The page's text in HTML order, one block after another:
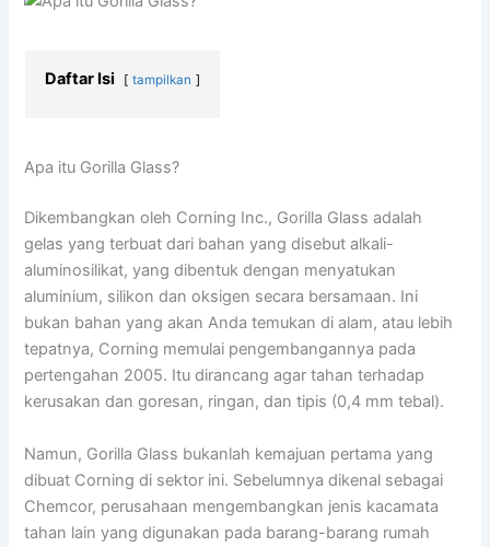
Daftar Isi tampilkan
Apa itu Gorilla Glass?
Dikembangkan oleh Corning Inc., Gorilla Glass adalah
gelas yang terbuat dari bahan yang disebut alkali-
aluminosilikat, yang dibentuk dengan menyatukan
aluminium, silikon dan oksigen secara bersamaan. Ini
bukan bahan yang akan Anda temukan di alam, atau lebih
tepatnya, Corning memulai pengembangannya pada
pertengahan 2005. Itu dirancang agar tahan terhadap
kerusakan dan goresan, ringan, dan tipis (0,4 mm tebal).
Namun, Gorilla Glass bukanlah kemajuan pertama yang
dibuat Corning di sektor ini. Sebelumnya dikenal sebagai
Chemcor, perusahaan mengembangkan jenis kacamata
tahan lain yang digunakan pada barang-barang rumah